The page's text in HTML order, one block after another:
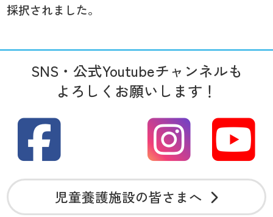
採択されました。
SNS・公式Youtubeチャンネルも
よろしくお願いします！
児童養護施設の皆さまへ